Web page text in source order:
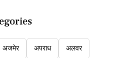
अजमेर अपराध अलवर